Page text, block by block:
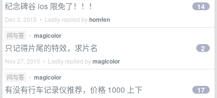
纪念碑谷 ios 限免了！！！
Dec 3, 2015 • Lastly replied byhomfen
14
问与答 • magicolor
只记得片尾的特效，求片名
Nov 27, 2015 • Lastly replied bymagicolor
2
问与答 • magicolor
有没有行车记录仪推荐，价格 1000 上下 17